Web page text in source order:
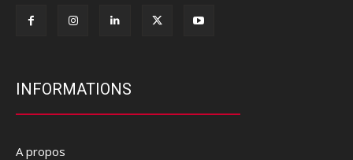
INFORMATIONS
A propos